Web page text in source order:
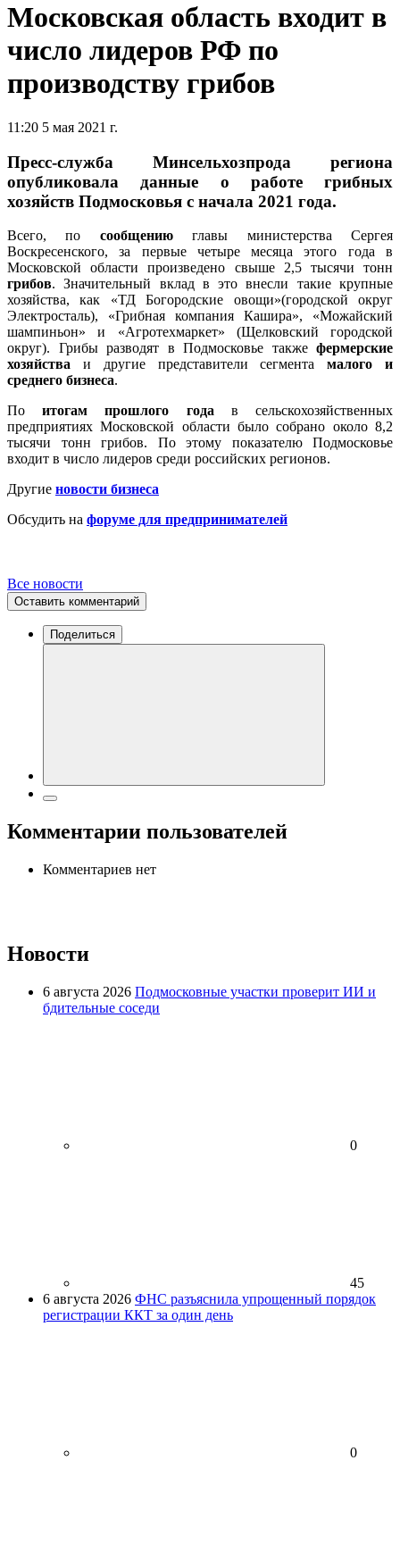
Московская область входит в
число лидеров РФ по
производству грибов
11:20 5 мая 2021 г.
Пресс-служба Минсельхозпрода региона
опубликовала данные о работе грибных
хозяйств Подмосковья с начала 2021 года.
Всего, по сообщениюглавы министерства Сергея
Воскресенского, за первые четыре месяца этого года в
Московской области произведено свыше 2,5 тысячи тонн
грибов. Значительный вклад в это внесли такие крупные
хозяйства, как «ТД Богородские овощи»(городской округ
Электросталь), «Грибная компания Кашира», «Можайский
шампиньон» и «Агротехмаркет» (Щелковский городской
округ). Грибы разводят в Подмосковье также фермерские
хозяйства и другие представители сегментамалого и
среднего бизнеса.
Поитогам прошлого года в сельскохозяйственных
предприятиях Московской области было собрано около 8,2
тысячи тонн грибов. По этому показателю Подмосковье
входит в число лидеров среди российских регионов.
Другие новости бизнеса
Обсудить на форуме для предпринимателей
Все новости
Оставить комментарий
Поделиться
Комментарии пользователей
Комментариев нет
Новости
6 августа 2026 Подмосковные участки проверит ИИ и
бдительные соседи
0
45
6 августа 2026 ФНС разъяснила упрощенный порядок
регистрации ККТ за один день
0